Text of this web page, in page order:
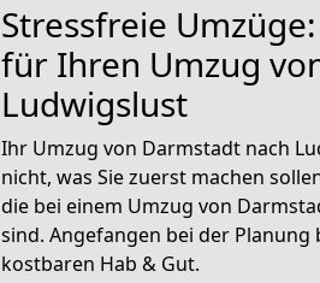
Stressfreie
für Ihren Umzug
Ludwigslust
Ihr Umzug von Darmstadt nach
nicht, was Sie zuerst machen
die bei einem Umzug von
sind. Angefangen bei der Planung
kostbaren Hab & Gut.